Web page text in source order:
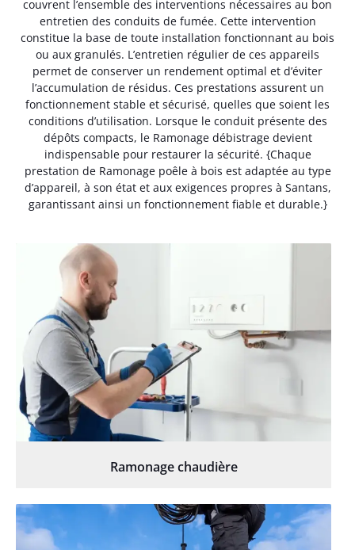
couvrent l’ensemble des interventions nécessaires au bon
entretien des conduits de fumée. Cette intervention
constitue la base de toute installation fonctionnant au bois
ou aux granulés. L’entretien régulier de ces appareils
permet de conserver un rendement optimal et d’éviter
l’accumulation de résidus. Ces prestations assurent un
fonctionnement stable et sécurisé, quelles que soient les
conditions d’utilisation. Lorsque le conduit présente des
dépôts compacts, le Ramonage débistrage devient
indispensable pour restaurer la sécurité. {Chaque
prestation de Ramonage poêle à bois est adaptée au type
d’appareil, à son état et aux exigences propres à Santans,
garantissant ainsi un fonctionnement fiable et durable.}
Ramonage chaudière